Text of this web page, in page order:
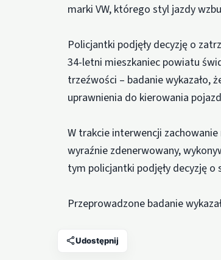
marki VW, którego styl jazdy
Policjantki podjęły decyzję o
34-letni mieszkaniec powiatu
trzeźwości – badanie wykazało,
uprawnienia do kierowania
W trakcie interwencji zachowanie
wyraźnie zdenerwowany,
tym policjantki podjęły decyzję
Przeprowadzone badanie
Udostępnij